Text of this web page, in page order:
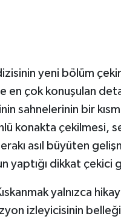
yeni bölüm
en çok konuşulan
sahnelerinin bir
konakta çekilmesi,
asıl büyüten
yaptığı dikkat çekici
yalnızca
izleyicisinin